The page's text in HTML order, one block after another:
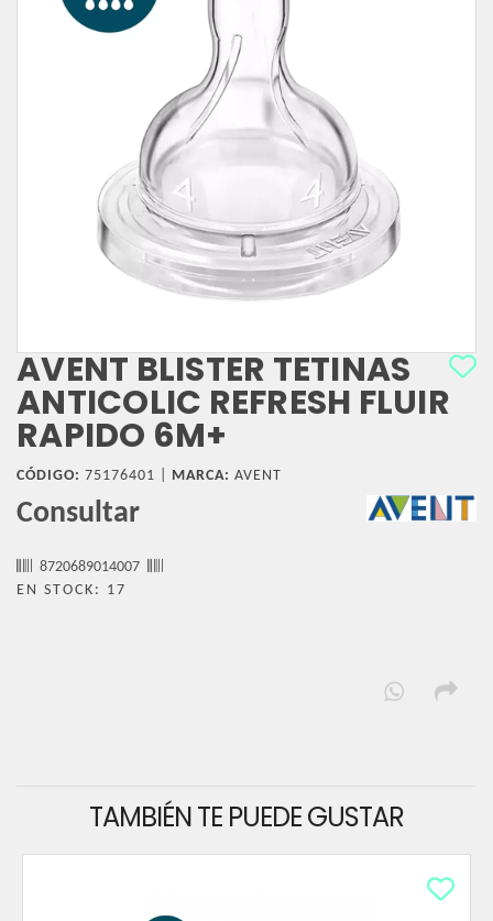
AVENT BLISTER TETINAS
ANTICOLIC REFRESH FLUIR
RAPIDO 6M+
CÓDIGO: 75176401 | MARCA: AVENT
Consultar
8720689014007
EN STOCK: 17
TAMBIÉN TE PUEDE GUSTAR